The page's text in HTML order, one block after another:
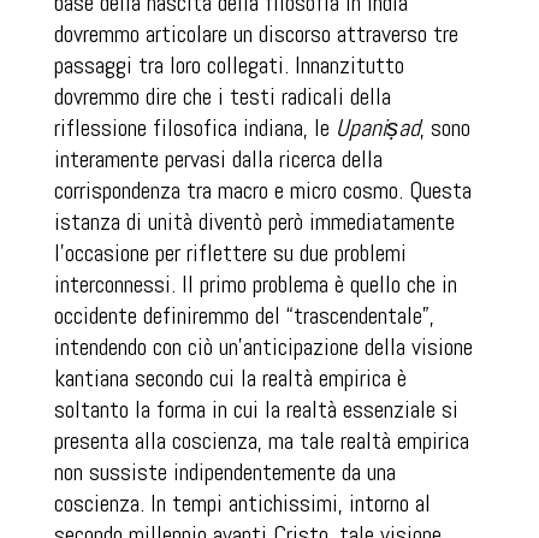
dovremmo articolare un discorso attraverso tre
passaggi tra loro collegati. Innanzitutto
dovremmo dire che i testi radicali della
riflessione filosofica indiana, le Upaniṣad, sono
interamente pervasi dalla ricerca della
corrispondenza tra macro e micro cosmo. Questa
istanza di unità diventò però immediatamente
l’occasione per riflettere su due problemi
interconnessi. Il primo problema è quello che in
occidente definiremmo del “trascendentale”,
intendendo con ciò un’anticipazione della visione
kantiana secondo cui la realtà empirica è
soltanto la forma in cui la realtà essenziale si
presenta alla coscienza, ma tale realtà empirica
non sussiste indipendentemente da una
coscienza. In tempi antichissimi, intorno al